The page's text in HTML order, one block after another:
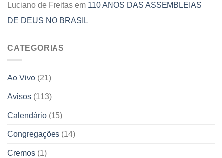
Luciano de Freitas em 110 ANOS DAS ASSEMBLEIAS
DE DEUS NO BRASIL
CATEGORIAS
Ao Vivo (21)
Avisos (113)
Calendário (15)
Congregações (14)
Cremos (1)